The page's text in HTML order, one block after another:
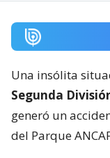
Una insólita
Segunda
generó un
del Parque